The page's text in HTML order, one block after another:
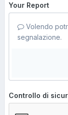
Your Report
Volendo
segnalazione.
Controllo di